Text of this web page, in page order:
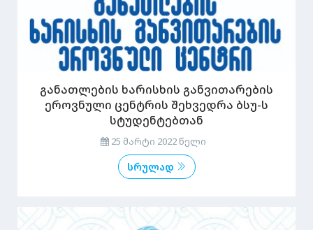
განათლების ხარისხის განვითარების
ეროვნული ცენტრის შეხვედრა ბსუ-ს
სტუდენტებთან
25 მარტი 2022 წელი
სრულად